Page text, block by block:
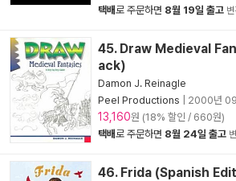
택배로 주문하면 8월 19일 출고
45. Draw Medieval
ack)
Damon J. Reinagle
Peel Productions
2000년
13,160원 (18% 할인 / 660원)
택배로 주문하면 8월 24일 출고
46. Frida (Spanish